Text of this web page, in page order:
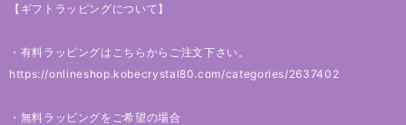
【ギフトラッピングについて】
・有料ラッピングはこちらからご注文下さい。
https://onlineshop.kobecrystal80.com/categories/2637402
・無料ラッピングをご希望の場合